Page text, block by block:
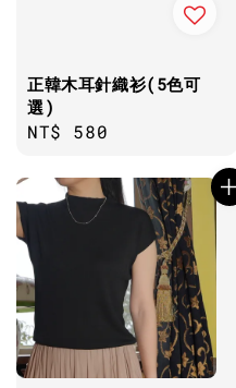
正韓木耳針織衫(5色可
選)
Regular
NT$ 580